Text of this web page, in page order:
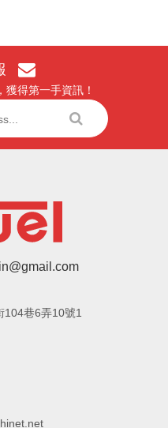
得第一手資訊！
104巷6弄10號1